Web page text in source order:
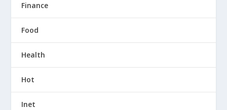
Finance
Food
Health
Hot
Inet